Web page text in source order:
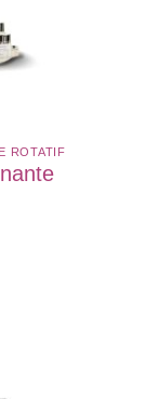
ROTATIF​